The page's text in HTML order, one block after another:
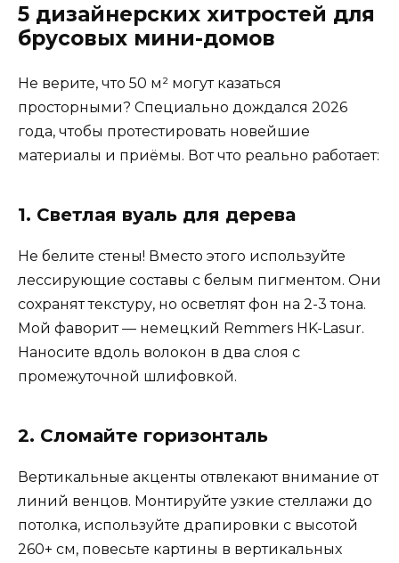
5 дизайнерских хитростей для
брусовых мини-домов
Не верите, что 50 м² могут казаться
просторными? Специально дождался 2026
года, чтобы протестировать новейшие
материалы и приёмы. Вот что реально работает:
1. Светлая вуаль для дерева
Не белите стены! Вместо этого используйте
лессирующие составы с белым пигментом. Они
сохранят текстуру, но осветлят фон на 2-3 тона.
Мой фаворит — немецкий Remmers HK-Lasur.
Наносите вдоль волокон в два слоя с
промежуточной шлифовкой.
2. Сломайте горизонталь
Вертикальные акценты отвлекают внимание от
линий венцов. Монтируйте узкие стеллажи до
потолка, используйте драпировки с высотой
260+ см, повесьте картины в вертикальных